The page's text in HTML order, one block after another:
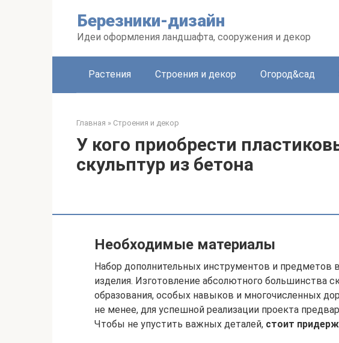
Березники-дизайн
Идеи оформления ландшафта, сооружения и декор
Растения Строения и декор Огород&сад
Главная » Строения и декор
У кого приобрести
скульптур из бетона
Необходимые материалы
Набор дополнительных инструментов и предметов
изделия. Изготовление абсолютного большинства
образования, особых навыков и многочисленных
не менее, для успешной реализации проекта
Чтобы не упустить важных деталей, стоит